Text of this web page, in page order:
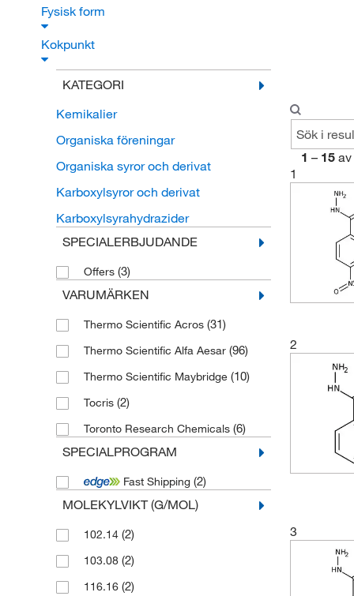
Fysisk form
Kokpunkt
KATEGORI
Kemikalier
Organiska föreningar
Organiska syror och derivat
Karboxylsyror och derivat
Karboxylsyrahydrazider
SPECIALERBJUDANDE
Offers (3)
VARUMÄRKEN
Thermo Scientific Acros (31)
Thermo Scientific Alfa Aesar (96)
Thermo Scientific Maybridge (10)
Tocris (2)
Toronto Research Chemicals (6)
SPECIALPROGRAM
Fast Shipping (2)
MOLEKYLVIKT (G/MOL)
102.14 (2)
103.08 (2)
116.16 (2)
1 – 15 av
1
2
3